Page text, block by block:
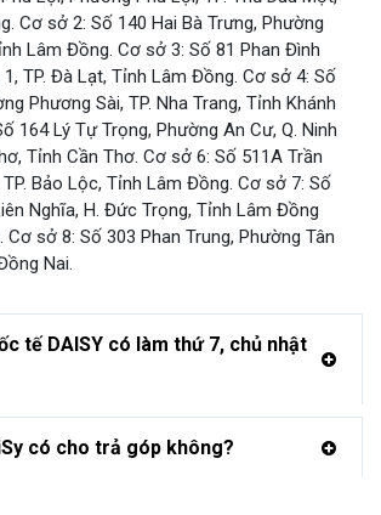
Cơ sở 2: Số 140 Hai Bà Trưng, Phường
Lâm Đồng. Cơ sở 3: Số 81 Phan Đình
TP. Đà Lạt, Tỉnh Lâm Đồng. Cơ sở 4: Số
Phương Sài, TP. Nha Trang, Tỉnh Khánh
164 Lý Tự Trọng, Phường An Cư, Q. Ninh
Tỉnh Cần Thơ. Cơ sở 6: Số 511A Trần
Bảo Lộc, Tỉnh Lâm Đồng. Cơ sở 7: Số
Nghĩa, H. Đức Trọng, Tỉnh Lâm Đồng
sở 8: Số 303 Phan Trung, Phường Tân
Nai.
tế DAISY có làm thứ 7, chủ nhật
có cho trả góp không?